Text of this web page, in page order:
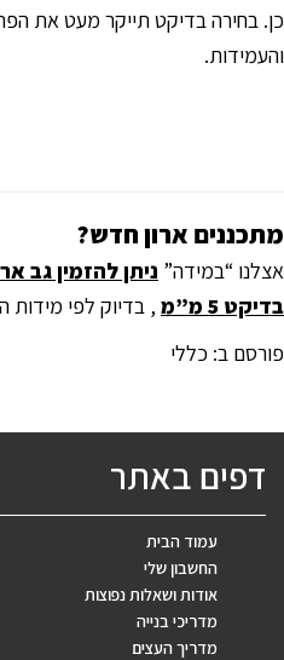
כן. בחירה בדיקט תייקר מעט את
והעמידות.
מתכננים ארון חדש?
אצלנו “במידה” ניתן להזמין גב
בדיקט 5 מ”מ
, בדיוק לפי מידות
פורסם ב: כללי
דפים באתר
עמוד הבית
החשבון שלי
אודות ושאלות נפוצות
מדריכי בנייה
מדריך העצים